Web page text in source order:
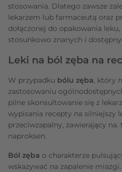
stosowania. Dlatego zawsze
lekarzem lub farmaceutą oraz
dołączonej do opakowania
stosunkowo znanych i
Leki na ból zęba na
W przypadku bólu zęba, który
zastosowaniu
pilne skonsultowanie się z
wypisania recepty na silniejszy
przeciwzapalny, zawierający
naproksen.
Ból zęba o charakterze
wskazywać na zapalenie